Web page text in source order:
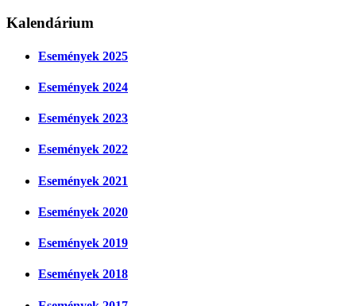
Kalendárium
Események 2025
Események 2024
Események 2023
Események 2022
Események 2021
Események 2020
Események 2019
Események 2018